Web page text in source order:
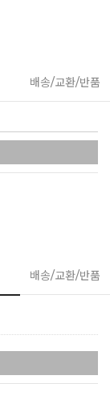
배송/교환/반품
배송/교환/반품